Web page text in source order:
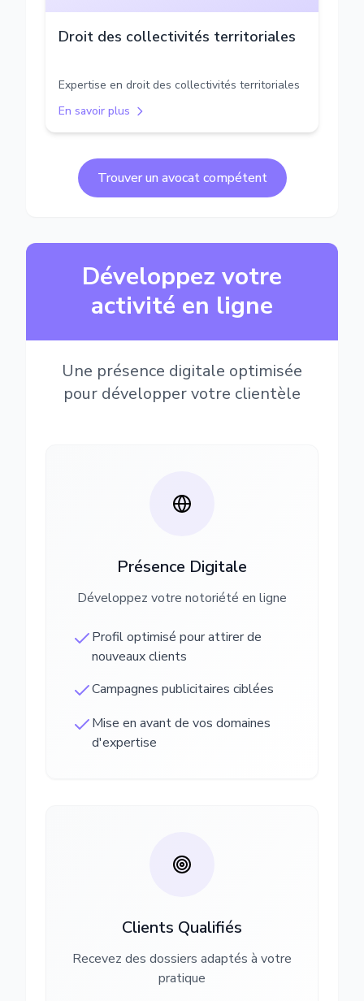
Droit des collectivités territoriales
Expertise en droit des collectivités territoriales
En savoir plus
Trouver un avocat compétent
Développez votre
activité en ligne
Une présence digitale optimisée
pour développer votre clientèle
Présence Digitale
Développez votre notoriété en ligne
Profil optimisé pour attirer de
nouveaux clients
Campagnes publicitaires ciblées
Mise en avant de vos domaines
d'expertise
Clients Qualifiés
Recevez des dossiers adaptés à votre
pratique